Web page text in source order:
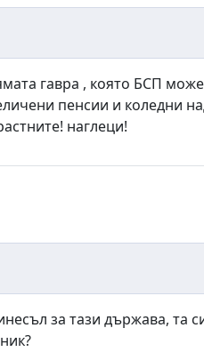
гавра , която БСП
пенсии и коледни
наглеци!
за тази държава, та